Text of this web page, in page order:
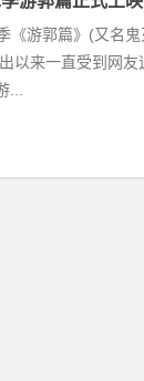
《游郭篇》(又名
以来一直受到网